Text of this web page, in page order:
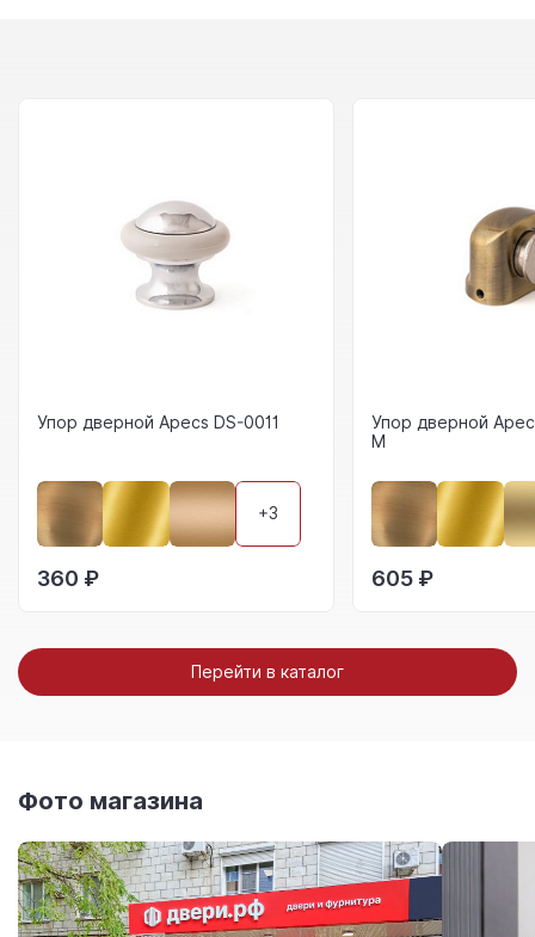
Упор дверной Apecs DS-0011
+3
360 ₽
Упор дверной
M
605 ₽
Перейти в каталог
Фото магазина